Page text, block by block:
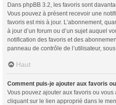
Dans phpBB 3.2, les favoris sont
Vous pouvez à présent recevoir une
favoris est mis à jour. L’abonnement,
à jour d’un forum ou d’un sujet auquel
notification des favoris et des
panneau de contrôle de l’utilisateur,
Haut
Comment puis-je ajouter aux favoris
Vous pouvez ajouter aux favoris ou
cliquant sur le lien approprié dans le